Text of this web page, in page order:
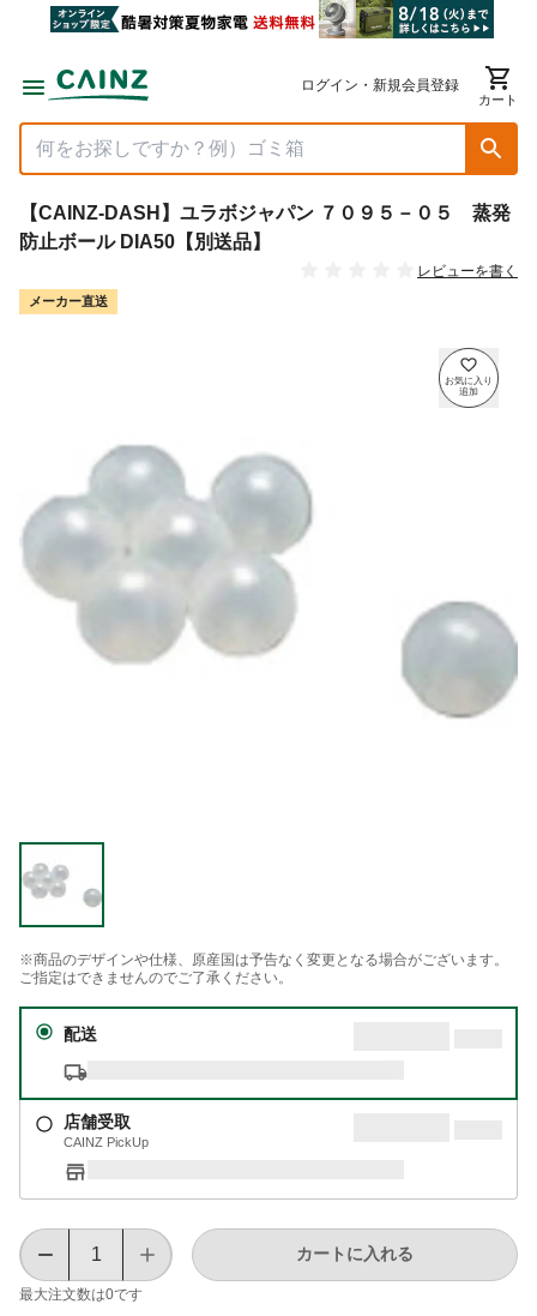
ログイン・新規会員登録
カート
【CAINZ-DASH】ユラボジャパン ７０９５－０５ 蒸発
防止ボール DIA50【別送品】
レビューを書く
メーカー直送
※商品のデザインや仕様、原産国は予告なく変更となる場合がございます。
ご指定はできませんのでご了承ください。
配送
店舗受取
CAINZ PickUp
最大注文数は0です
カートに入れる